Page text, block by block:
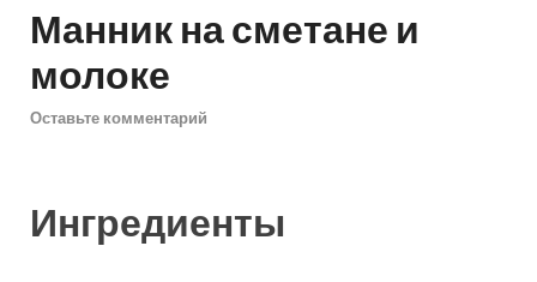
Манник на сметане и
молоке
Оставьте комментарий
Ингредиенты